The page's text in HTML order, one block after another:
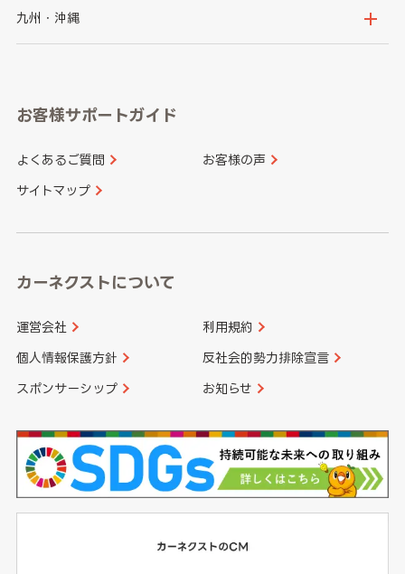
神奈川県
山梨県
愛知県
京都府
和歌山県
鳥取県
山口県
香川県 愛媛県
九州・沖縄
長崎県
大分県 宮崎県
お客様サポートガイド
よくあるご質問 お客様の声
サイトマップ
カーネクストについて
運営会社 利用規約
個人情報保護方針 反社会的勢力排除宣言
スポンサーシップ お知らせ